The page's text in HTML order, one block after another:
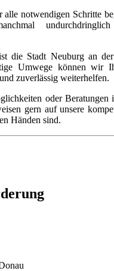
alle notwendigen Schritte
undurchdringlich
die Stadt Neuburg an
Umwege können wir
zuverlässig weiterhelfen.
oder Beratungen
gern auf unsere
Händen sind.